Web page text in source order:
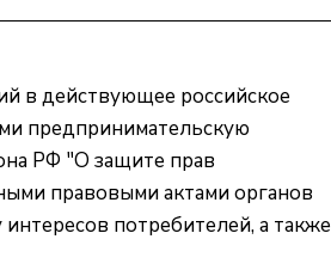
в действующее российское
предпринимательскую
РФ "О защите прав
правовыми актами органов
потребителей, а также